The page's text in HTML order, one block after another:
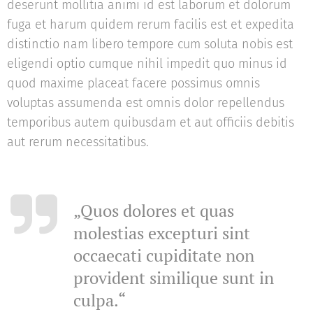
deserunt mollitia animi id est laborum et dolorum
fuga et harum quidem rerum facilis est et expedita
distinctio nam libero tempore cum soluta nobis est
eligendi optio cumque nihil impedit quo minus id
quod maxime placeat facere possimus omnis
voluptas assumenda est omnis dolor repellendus
temporibus autem quibusdam et aut officiis debitis
aut rerum necessitatibus.
„Quos dolores et quas
molestias excepturi sint
occaecati cupiditate non
provident similique sunt in
culpa.“